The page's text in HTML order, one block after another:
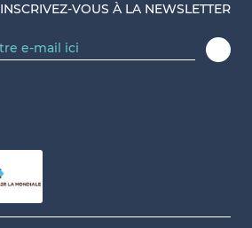
INSCRIVEZ-VOUS À LA NEWSLETTER